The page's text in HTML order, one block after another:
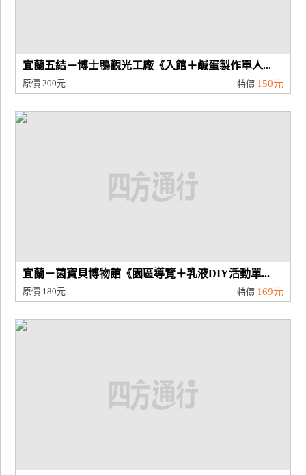
宜蘭五結－博士鴨觀光工廠《入館＋鹹蛋製作單人...
原價200元 特價 150元
宜蘭－菌寶貝博物館《園區導覽＋乳液DIY活動單...
原價180元 特價 169元